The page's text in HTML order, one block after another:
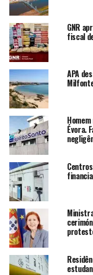
GNR
fiscal
APA
Évora.